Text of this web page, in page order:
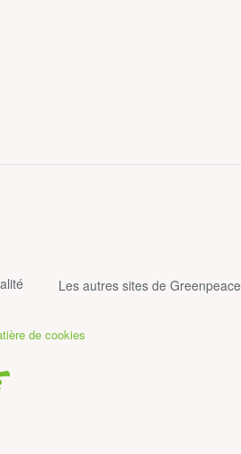
Les autres sites de Greenpeace
de cookies